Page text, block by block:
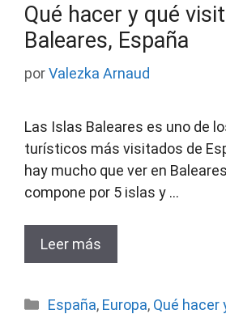
Qué hacer y qué
Baleares, España
porValezka Arnaud
Las Islas Baleares es uno de
turísticos más visitados de
hay mucho que ver en
compone por 5 islas y …
Leer más
Categorías
España, Europa, Qué hacer